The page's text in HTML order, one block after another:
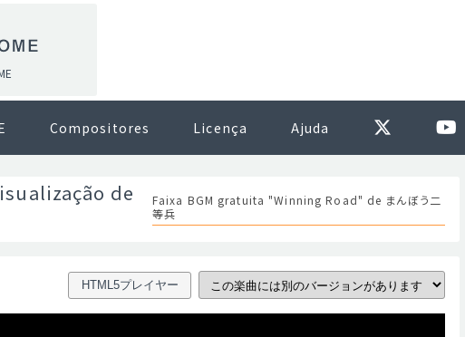
Compositores Licença Ajuda
de
Faixa BGM gratuita "Winning Road" de まんぼう二
等兵
HTML5プレイヤー